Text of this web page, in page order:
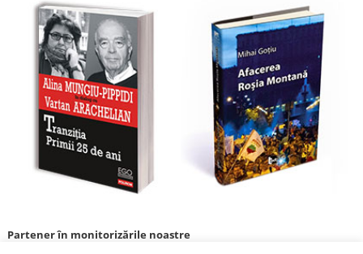
Partener în monitorizările noastre